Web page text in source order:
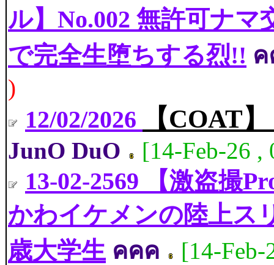
ル】No.002 無許可ナ
で完全生堕ちする烈!!
)
12/02/2026 【COAT
JunO DuO [14-Feb-26 ,
13-02-2569 【激盗撮
かわイケメンの陸上ス
歳大学生 คคค [14-